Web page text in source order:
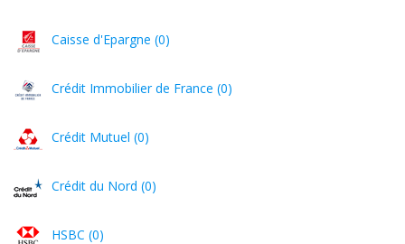
Caisse d'Epargne (0)
Crédit Immobilier de France (0)
Crédit Mutuel (0)
Crédit du Nord (0)
HSBC (0)